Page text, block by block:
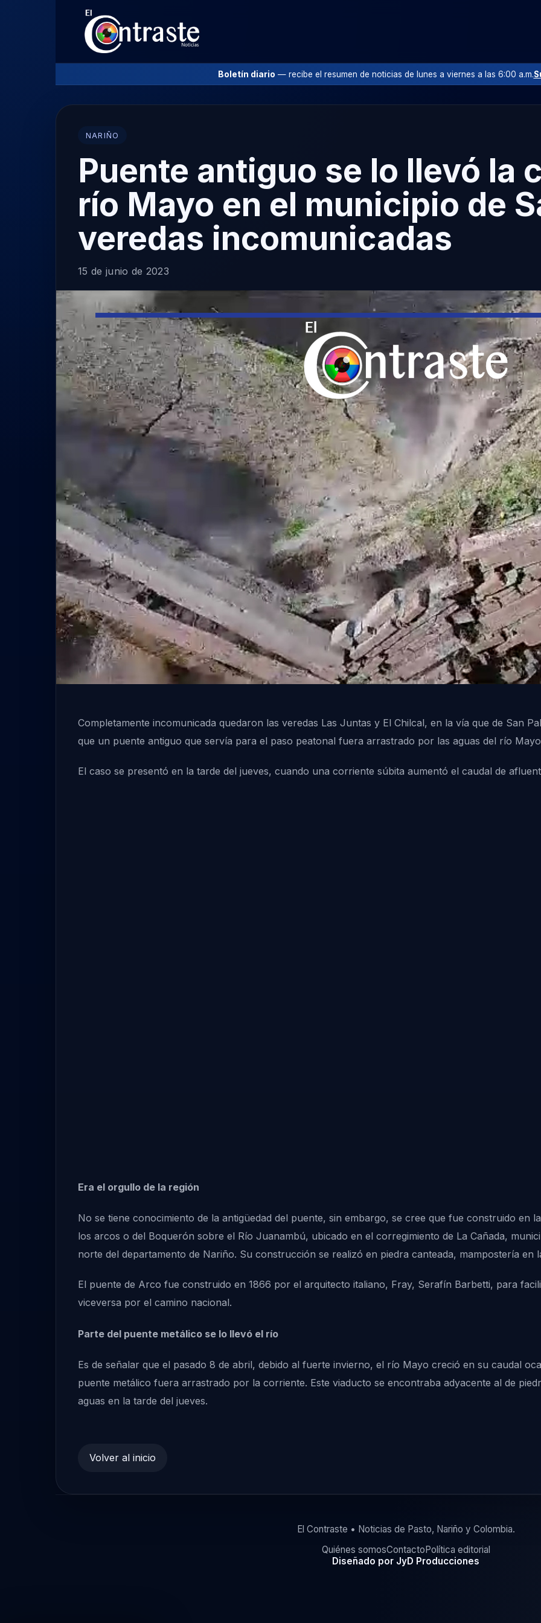
Boletín diario — recibe el resumen de noticias de lunes a viernes a las 6:00 a.m.
NARIÑO
Puente antiguo se lo llevó la
río Mayo en el municipio de
veredas incomunicadas
15 de junio de 2023
Completamente incomunicada quedaron las veredas Las Juntas y El Chilcal, en la vía que de San
que un puente antiguo que servía para el paso peatonal fuera arrastrado por las aguas del río
El caso se presentó en la tarde del jueves, cuando una corriente súbita aumentó el caudal de
Era el orgullo de la región
No se tiene conocimiento de la antigüedad del puente, sin embargo, se cree que fue construido en
los arcos o del Boquerón sobre el Río Juanambú, ubicado en el corregimiento de La Cañada,
norte del departamento de Nariño. Su construcción se realizó en piedra canteada, mampostería en
El puente de Arco fue construido en 1866 por el arquitecto italiano, Fray, Serafín Barbetti, para
viceversa por el camino nacional.
Parte del puente metálico se lo llevó el río
Es de señalar que el pasado 8 de abril, debido al fuerte invierno, el río Mayo creció en su caudal
puente metálico fuera arrastrado por la corriente. Este viaducto se encontraba adyacente al de
aguas en la tarde del jueves.
Volver al inicio
El Contraste • Noticias de Pasto, Nariño y Colombia.
Quiénes somosContacto Política editorial
Diseñado por JyD Producciones